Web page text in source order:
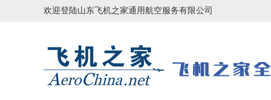
欢迎登陆山东飞机之家通用航空服务有限公司